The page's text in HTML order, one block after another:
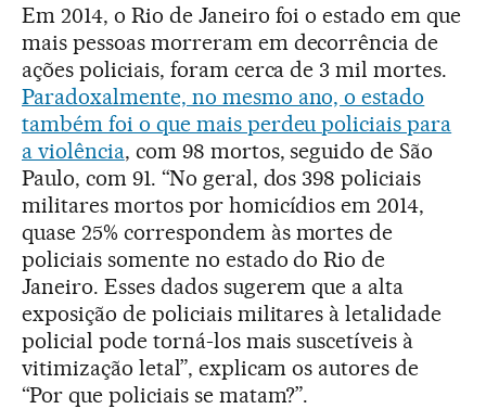
Em 2014, o Rio de Janeiro foi o estado em que
mais pessoas morreram em decorrência de
ações policiais, foram cerca de 3 mil mortes.
Paradoxalmente, no mesmo ano, o estado
também foi o que mais perdeu policiais para
a violência, com 98 mortos, seguido de São
Paulo, com 91. “No geral, dos 398 policiais
militares mortos por homicídios em 2014,
quase 25% correspondem às mortes de
policiais somente no estado do Rio de
Janeiro. Esses dados sugerem que a alta
exposição de policiais militares à letalidade
policial pode torná-los mais suscetíveis à
vitimização letal”, explicam os autores de
“Por que policiais se matam?”.